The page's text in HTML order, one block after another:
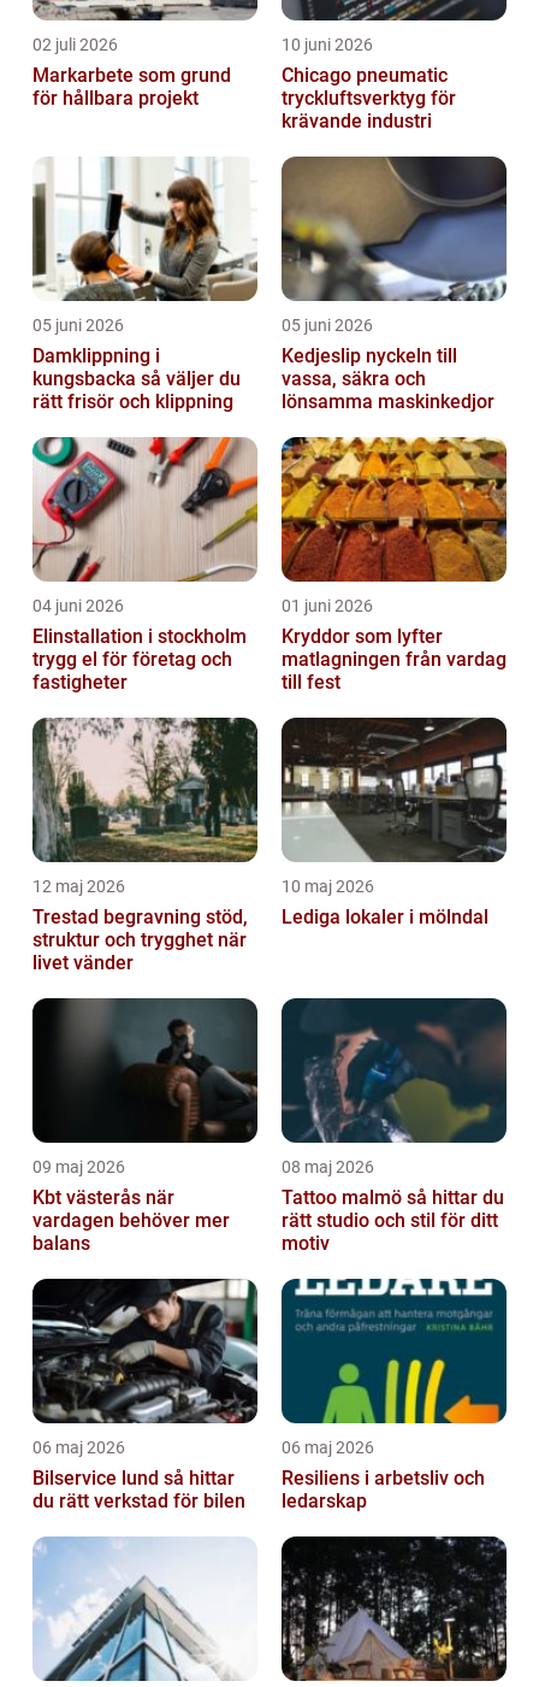
02 juli 2026
Markarbete som grund
för hållbara projekt
10 juni 2026
Chicago pneumatic
tryckluftsverktyg för
krävande industri
05 juni 2026
Damklippning i
kungsbacka så väljer du
rätt frisör och klippning
05 juni 2026
Kedjeslip nyckeln till
vassa, säkra och
lönsamma maskinkedjor
04 juni 2026
Elinstallation i stockholm
trygg el för företag och
fastigheter
01 juni 2026
Kryddor som lyfter
matlagningen från vardag
till fest
12 maj 2026
Trestad begravning stöd,
struktur och trygghet när
livet vänder
10 maj 2026
Lediga lokaler i mölndal
09 maj 2026
Kbt västerås när
vardagen behöver mer
balans
08 maj 2026
Tattoo malmö så hittar du
rätt studio och stil för ditt
motiv
06 maj 2026
Bilservice lund så hittar
du rätt verkstad för bilen
06 maj 2026
Resiliens i arbetsliv och
ledarskap